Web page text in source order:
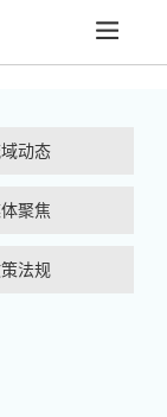
动态
聚焦
法规